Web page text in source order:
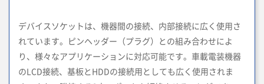
デバイスソケットは、機器間の接続、内部接続に広く使用さ
れています。ピンヘッダー（プラグ）との組み合わせによ
り、様々なアプリケーションに対応可能です。車載電装機器
のLCD接続、基板とHDDの接続用としても広く使用されま